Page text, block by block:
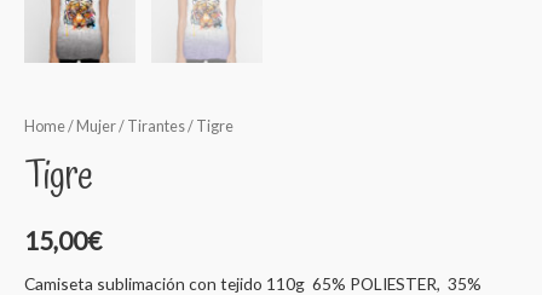
Home/ Mujer/ Tirantes/ Tigre
Tigre
15,00€
Camiseta sublimación con tejido 110g 65% POLIESTER, 35%